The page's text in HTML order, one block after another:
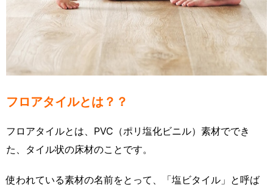
フロアタイルとは？？
フロアタイルとは、PVC（ポリ塩化ビニル）素材ででき
た、タイル状の床材のことです。
使われている素材の名前をとって、「塩ビタイル」と呼ば